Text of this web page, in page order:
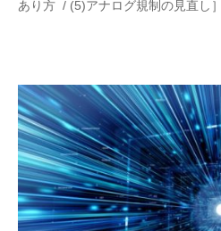
あり方 / (5)アナログ規制の見直し